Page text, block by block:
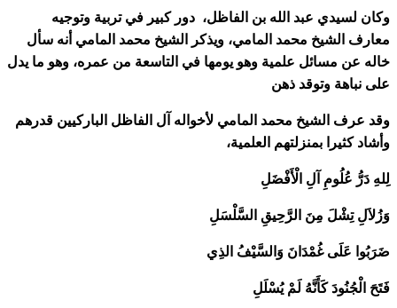
وكان لسيدي عبد الله بن الفاظل، دور كبير في تربية وتوجيه
معارف الشيخ محمد المامي، ويذكر الشيخ محمد المامي أنه سأل
خاله عن مسائل علمية وهو يومها في التاسعة من عمره، وهو ما يدل
على نباهة وتوقد ذهن
وقد عرف الشيخ محمد المامي لأخواله آل الفاظل الباركيين قدرهم
وأشاد كثيرا بمنزلتهم العلمية،
لِلهِ دَرُّ عُلُومِ آلِ الْأَفْضَلِ
وَزُلاَلِ تِشْلَ مِنَ الرَّحِيقِ السَّلْسَلِ
ضَرَبُوا عَلَى غُمْدَانَ وَالسَّيْفُ الذِي
فَتَحَ الْجُنُودَ كَأَنَّهُ لَمْ يُسْلَلِ